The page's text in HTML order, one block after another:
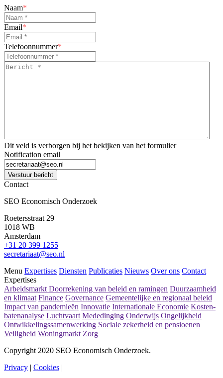
Naam*
Email*
Telefoonnummer*
Bericht
Dit veld is verborgen bij het bekijken van het formulier
Notification email
Verstuur bericht
Contact
SEO Economisch Onderzoek
Roetersstraat 29
1018 WB
Amsterdam
+31 20 399 1255
secretariaat@seo.nl
Menu Expertises Diensten Publicaties Nieuws Over ons Contact
Expertises
Arbeidsmarkt Doorrekening van beleid en ramingen Duurzaamheid
en klimaat Finance Governance Gemeentelijke en regionaal beleid
Impact van pandemieën Innovatie Internationale Economie Kosten-
batenanalyse Luchtvaart Mededinging Onderwijs Ongelijkheid
Ontwikkelingssamenwerking Sociale zekerheid en pensioenen
Veiligheid Woningmarkt Zorg
Copyright 2020 SEO Economisch Onderzoek.
Privacy | Cookies |